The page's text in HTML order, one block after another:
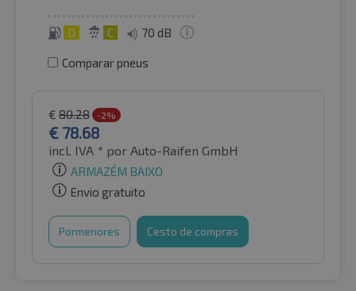
D C 70 dB
Comparar pneus
€ 80.28 -2%
€ 78.68
incl. IVA * por Auto-Raifen GmbH
ARMAZÉM BAIXO
Envio gratuito
Pormenores Cesto de compras